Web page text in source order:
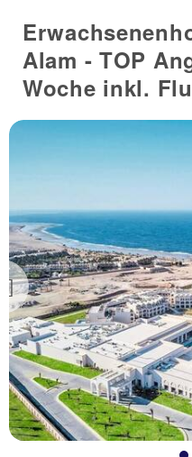
Alam - TOP
Woche inkl.
Previous